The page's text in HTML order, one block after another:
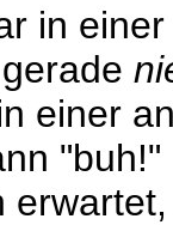
in
einer